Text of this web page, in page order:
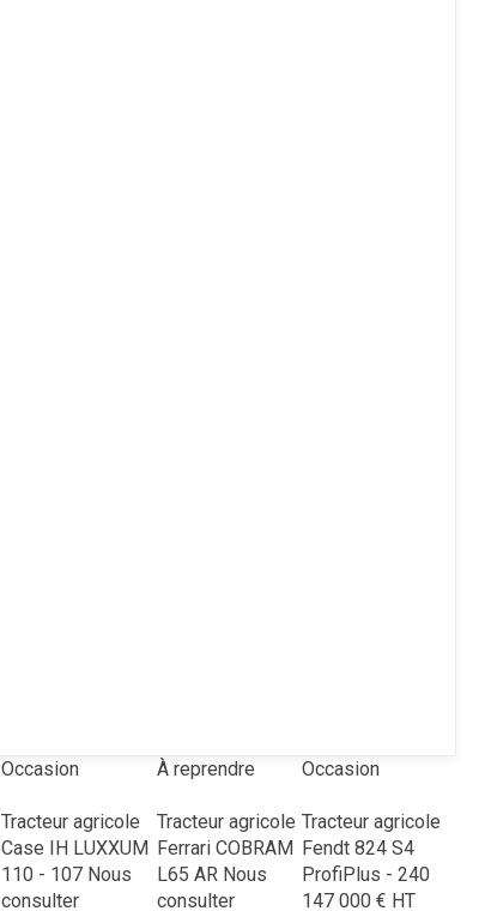
Occasion
Tracteur agricole
Case IH LUXXUM
110 - 107 Nous
consulter
À reprendre
Tracteur agricole
Ferrari COBRAM
L65 AR Nous
consulter
Occasion
Tracteur agricole
Fendt 824 S4
ProfiPlus - 240
147 000 € HT